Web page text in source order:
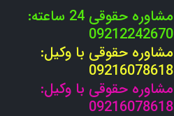
مشاوره حقوقی 24 ساعته:
09212242670
مشاوره حقوقی با وکیل:
09216078618
مشاوره حقوقی با وکیل:
09216078618